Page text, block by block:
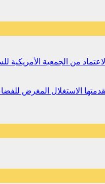
من الجمعية الأمريكية
الاستغلال المغرض